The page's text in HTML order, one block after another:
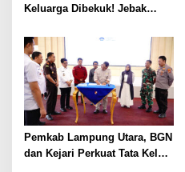
Keluarga Dibekuk! Jebak
Todong Airsoft Gun lalu
Gondol Motor
Pemkab Lampung Utara, BGN
dan Kejari Perkuat Tata Kelola